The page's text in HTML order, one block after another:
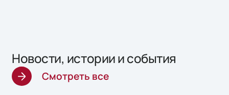
Новости, истории и события
Смотреть все